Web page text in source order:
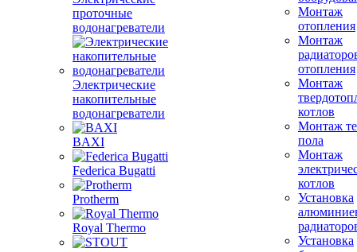
проточные
водонагреватели
Электрические
накопительные
водонагреватели
BAXI
Federica Bugatti
Protherm
Royal Thermo
Монтаж
отопления
Монтаж
отопления
Монтаж
котлов
Монтаж
пола
Монтаж
котлов
Установка
Установка